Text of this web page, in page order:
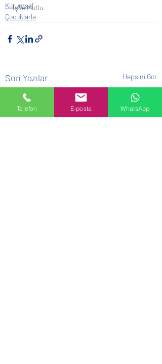
İş'te Mutlu
Kurumsal
Çocuklarla
Son Yazılar Hepsini Gör
Telefon E-posta WhatsApp